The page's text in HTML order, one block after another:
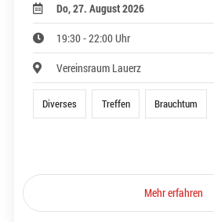
Do, 27. August 2026
19:30 - 22:00 Uhr
Vereinsraum Lauerz
Diverses Treffen Brauchtum
Mehr erfahren